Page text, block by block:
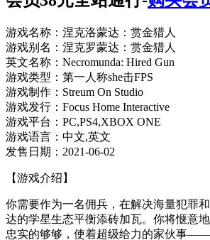
游戏名称：涅克洛蒙达：赏金猎人
游戏别名：涅克罗蒙达：赏金猎人
英文名称：Necromunda: Hired Gun
游戏类型：第一人称she击FPS
游戏制作：Streum On Studio
游戏发行：Focus Home Interactive
游戏平台：PC,PS4,XBOX ONE
游戏语言：中文,英文
发售日期：2021-06-02
【游戏介绍】
你需要作为一名佣兵，在解决海量犯罪
达的学星生态平衡添砖加瓦。你将惬意
忠实的够够，使着超级给力的家伙事